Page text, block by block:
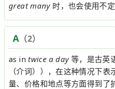
great many时，也会使用不定
A（2）
as intwice a day等，是古英
（介词）），在这种情况下
量、价格和地点等方面得到了